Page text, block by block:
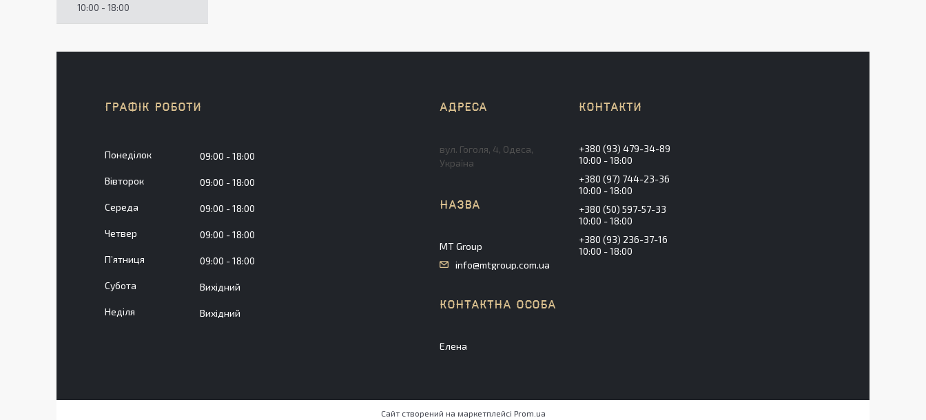
10:00 - 18:00
ГРАФІК РОБОТИ
Понеділок 09:00 18:00
Вівторок 09:00 18:00
Середа 09:00 18:00
Четвер 09:00 18:00
Пʼятниця 09:00 18:00
Субота Вихідний
Неділя Вихідний
вул. Гоголя, 4, Одеса,
Україна
MT Group
info@mtgroup.com.ua
Елена
+380 (93) 479-34-89
10:00 - 18:00
+380 (97) 744-23-36
10:00 - 18:00
+380 (50) 597-57-33
10:00 - 18:00
+380 (93) 236-37-16
10:00 - 18:00
Сайт створений на маркетплейсі Prom.ua